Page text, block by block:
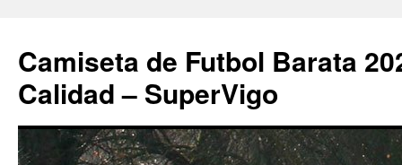
Camiseta de Futbol Barata
Calidad – SuperVigo